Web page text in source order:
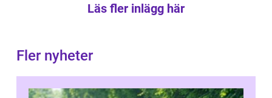
Läs fler inlägg här
Fler nyheter